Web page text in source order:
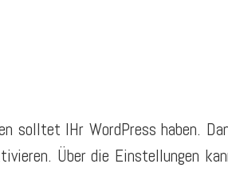
solltet IHr WordPress haben.
Über die Einstellungen